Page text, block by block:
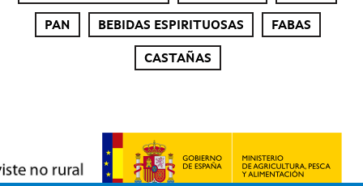
PAN BEBIDAS ESPIRITUOSAS FABAS
CASTAÑAS